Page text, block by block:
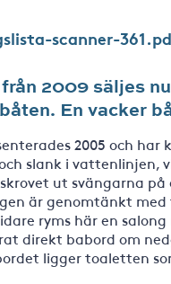
scanner-
2009 säljes
En vacker
2005 och
slank i
ut svängarna
är genomtänkt
ryms här en
direkt babord om
ligger toaletten